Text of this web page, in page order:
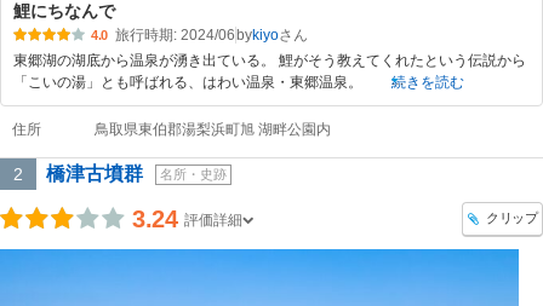
鯉にちなんで
4.0 旅行時期: 2024/06 bykiyo
東郷湖の湖底から温泉が湧き出ている。 鯉がそう教えてくれたという伝説から
「こいの湯」とも呼ばれる、はわい温泉・東郷温泉。
続きを読む
住所 鳥取県東伯郡湯梨浜町旭 湖畔公園内
2 橋津古墳群 名所・史跡
3.24 評価詳細 クリップ